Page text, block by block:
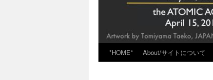
*HOME* About/サイトについて